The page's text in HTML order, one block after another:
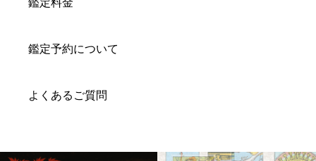
鑑定料金
鑑定予約について
よくあるご質問